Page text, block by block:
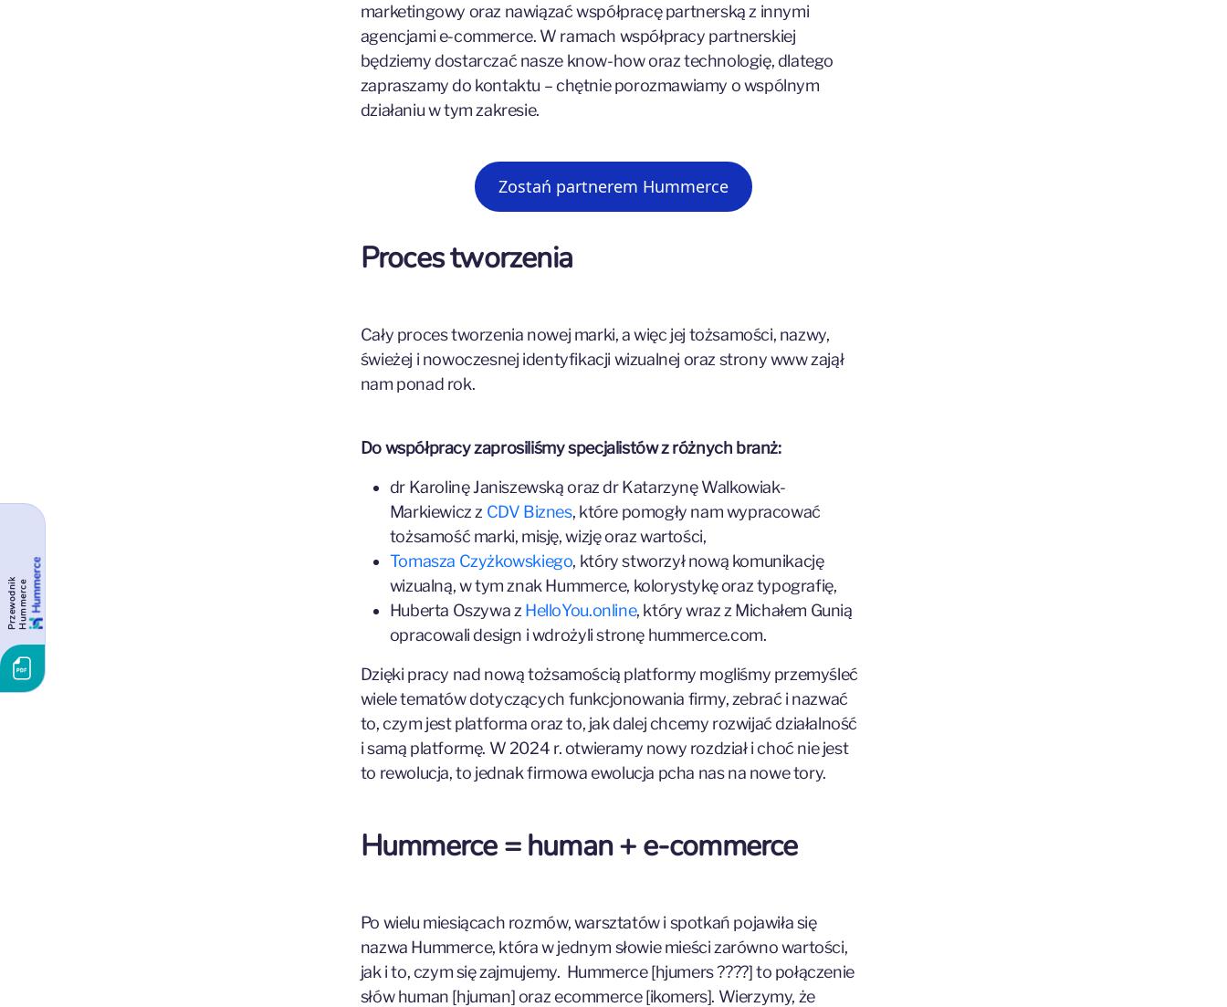
marketingowy oraz nawiązać współpracę partnerską z innymi
agencjami e-commerce. W ramach współpracy partnerskiej
będziemy dostarczać nasze know-how oraz technologię, dlatego
zapraszamy do kontaktu – chętnie porozmawiamy o wspólnym
działaniu w tym zakresie.
Zostań partnerem Hummerce
Proces tworzenia
Cały proces tworzenia nowej marki, a więc jej tożsamości, nazwy,
świeżej i nowoczesnej identyfikacji wizualnej oraz strony www zajął
nam ponad rok.
Do współpracy zaprosiliśmy specjalistów z różnych branż:
dr Karolinę Janiszewską oraz dr Katarzynę Walkowiak-
Markiewicz z CDV Biznes, które pomogły nam wypracować
tożsamość marki, misję, wizję oraz wartości,
Tomasza Czyżkowskiego, który stworzył nową komunikację
wizualną, w tym znak Hummerce, kolorystykę oraz typografię,
Huberta Oszywa z HelloYou.online, który wraz z Michałem Gunią
opracowali design i wdrożyli stronę hummerce.com.
Dzięki pracy nad nową tożsamością platformy mogliśmy przemyśleć
wiele tematów dotyczących funkcjonowania firmy, zebrać i nazwać
to, czym jest platforma oraz to, jak dalej chcemy rozwijać działalność
i samą platformę. W 2024 r. otwieramy nowy rozdział i choć nie jest
to rewolucja, to jednak firmowa ewolucja pcha nas na nowe tory.
Hummerce = human + e-commerce
Po wielu miesiącach rozmów, warsztatów i spotkań pojawiła się
nazwa Hummerce, która w jednym słowie mieści zarówno wartości,
jak i to, czym się zajmujemy. Hummerce [hjumers ????] to połączenie
słów human [hjuman] oraz ecommerce [ikomers]. Wierzymy, że
P
r
z
e
w
o
d
n
i
k
H
u
m
m
e
r
ce